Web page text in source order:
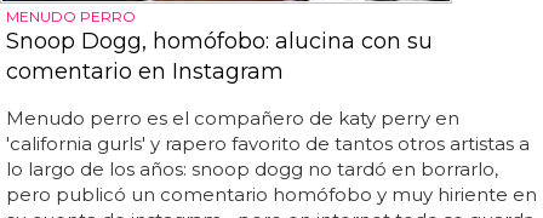
MENUDO PERRO
Snoop Dogg, homófobo: alucina con su
comentario en Instagram
Menudo perro es el compañero de katy perry en
'california gurls' y rapero favorito de tantos otros artistas a
lo largo de los años: snoop dogg no tardó en borrarlo,
pero publicó un comentario homófobo y muy hiriente en